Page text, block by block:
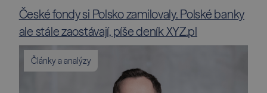
České fondy si Polsko zamilovaly. Polské banky
ale stále zaostávají, píše deník XYZ.pl
Články a analýzy